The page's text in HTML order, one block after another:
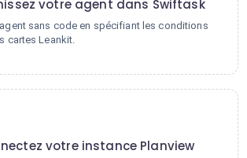
votre agent dans Swiftask
sans code en spécifiant les conditions
cartes Leankit.
votre instance Planview